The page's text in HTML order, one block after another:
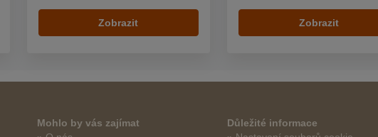
Zobrazit Zobrazit
Mohlo by vás zajímat
Důležité informace